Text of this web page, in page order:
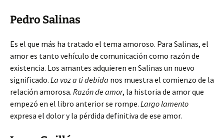
Pedro Salinas
Es el que más ha tratado el tema amoroso. Para Salinas, el
amor es tanto vehículo de comunicación como razón de
existencia. Los amantes adquieren en Salinas un nuevo
significado. La voz a ti debida nos muestra el comienzo de la
relación amorosa. Razón de amor, la historia de amor que
empezó en el libro anterior se rompe. Largo lamento
expresa el dolor y la pérdida definitiva de ese amor.